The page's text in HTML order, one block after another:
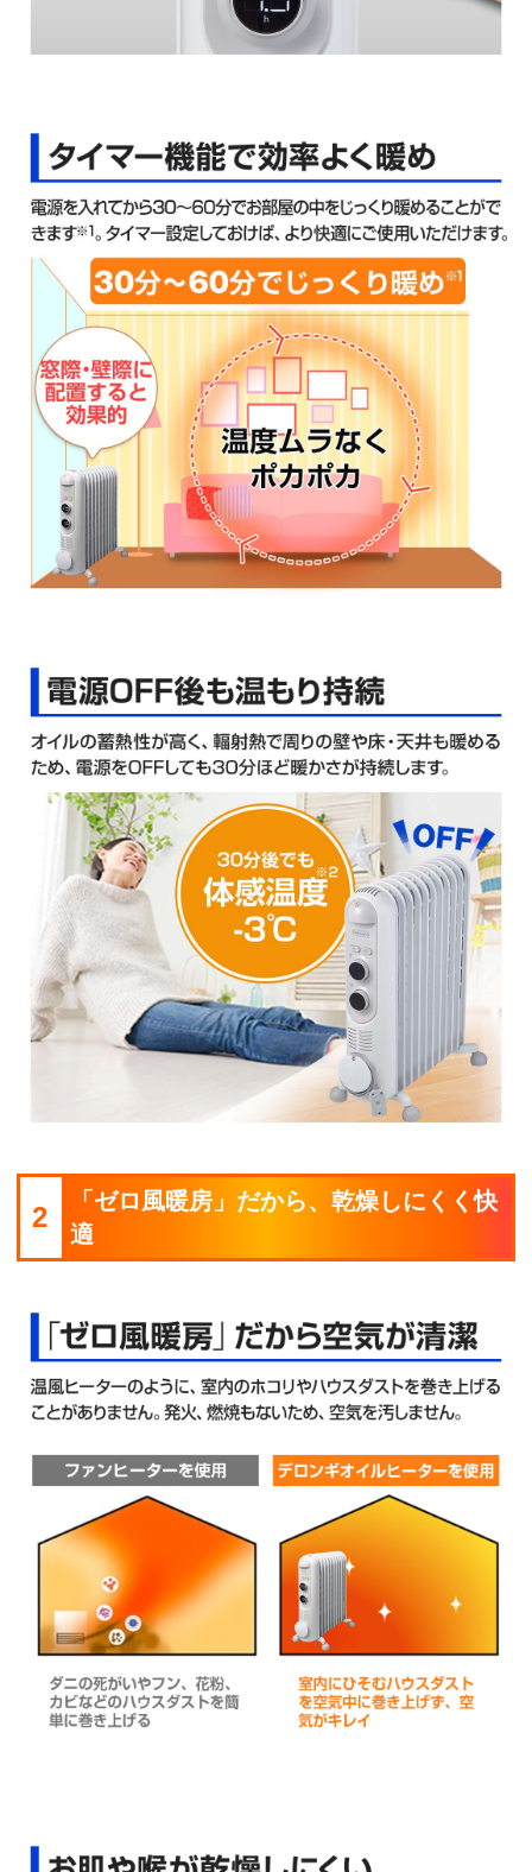
2
「ゼロ風暖房」だから、乾燥しにくく快
適